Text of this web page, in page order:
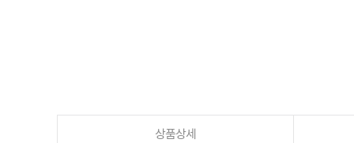
상품상세